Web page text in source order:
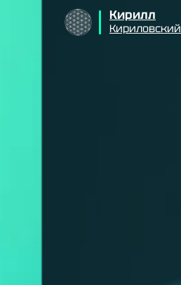
Кирилл
Кириловский